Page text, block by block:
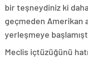
bir teşneydiniz ki
geçmeden Amerikan
yerleşmeye
Meclis içtüzüğünü